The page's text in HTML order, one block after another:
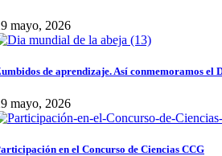
mayo, 2026
de aprendizaje. Así conmemoramos el
mayo, 2026
en el Concurso de Ciencias CCG